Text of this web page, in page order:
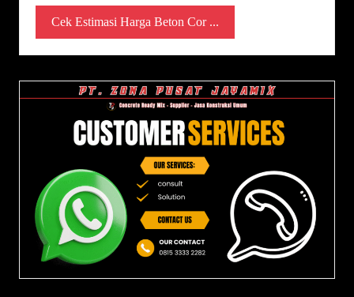
Cek Estimasi Harga Beton Cor ...